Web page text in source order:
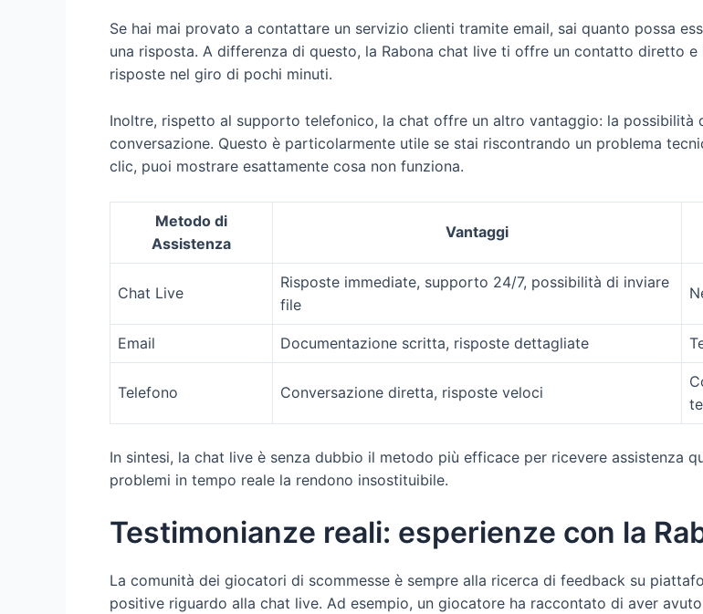
Se hai mai provato a contattare un servizio clienti tramite email, sai quanto possa
una risposta. A differenza di questo, la Rabona chat live ti offre un contatto diretto
risposte nel giro di pochi minuti.
Inoltre, rispetto al supporto telefonico, la chat offre un altro vantaggio: la possibilità
conversazione. Questo è particolarmente utile se stai riscontrando un problema
clic, puoi mostrare esattamente cosa non funziona.
Metodo di
Assistenza
Vantaggi
Chat Live
Risposte immediate, supporto 24/7, possibilità di inviare
file
Email Documentazione scritta, risposte dettagliate
Telefono Conversazione diretta, risposte veloci
In sintesi, la chat live è senza dubbio il metodo più efficace per ricevere assistenza
problemi in tempo reale la rendono insostituibile.
Testimonianze reali: esperienze con la
La comunità dei giocatori di scommesse è sempre alla ricerca di feedback su
positive riguardo alla chat live. Ad esempio, un giocatore ha raccontato di aver